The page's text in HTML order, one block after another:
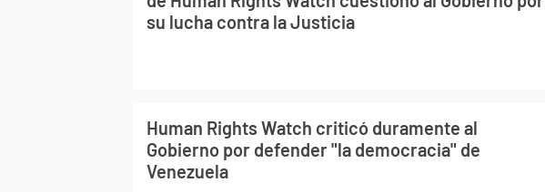
su lucha contra la Justicia
Human Rights Watch criticó duramente al
Gobierno por defender "la democracia" de
Venezuela